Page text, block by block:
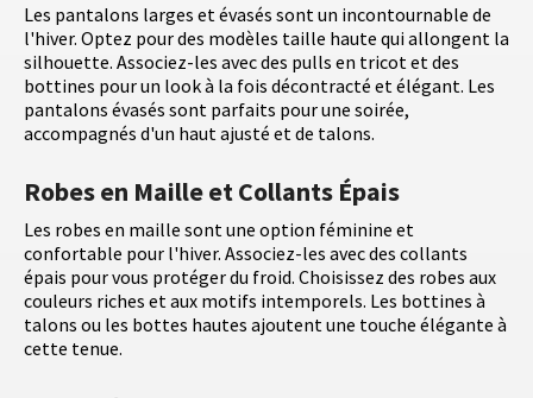
Les pantalons larges et évasés sont un incontournable de
l'hiver. Optez pour des modèles taille haute qui allongent la
silhouette. Associez-les avec des pulls en tricot et des
bottines pour un look à la fois décontracté et élégant. Les
pantalons évasés sont parfaits pour une soirée,
accompagnés d'un haut ajusté et de talons.
Robes en Maille et Collants Épais
Les robes en maille sont une option féminine et
confortable pour l'hiver. Associez-les avec des collants
épais pour vous protéger du froid. Choisissez des robes aux
couleurs riches et aux motifs intemporels. Les bottines à
talons ou les bottes hautes ajoutent une touche élégante à
cette tenue.